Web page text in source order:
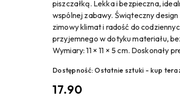
piszczałką. Lekka i bezpieczna,
wspólnej zabawy. Świąteczny
zimowy klimat i radość do
przyjemnego w dotyku materiału,
Wymiary: 11 × 11 × 5 cm. Doskonały
Dostępność: Ostatnie sztuki - kup
cena:
17.90